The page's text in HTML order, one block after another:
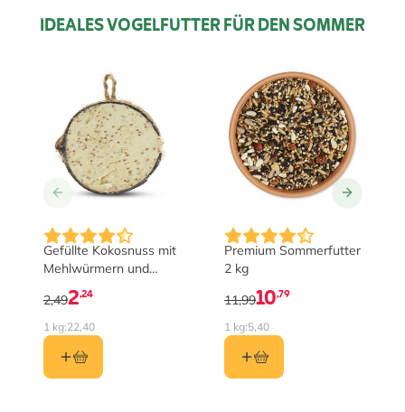
IDEALES VOGELFUTTER FÜR DEN SOMMER
Gefüllte Kokosnuss mit
Mehlwürmern und
Insekten halb
2,24
2,49
1 kg:22,40
Premium Sommerfutter
2 kg
10,79
11,99
1 kg:5,40